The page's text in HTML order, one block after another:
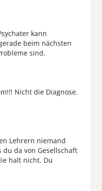
kann
beim nächsten
sind.
Nicht die Diagnose.
Lehrern niemand
da von Gesellschaft
halt nicht. Du